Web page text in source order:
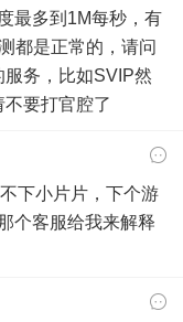
最多到1M每秒，有
都是正常的，请问
务，比如SVIP然
要打官腔了
下小片片，下个游
个客服给我来解释